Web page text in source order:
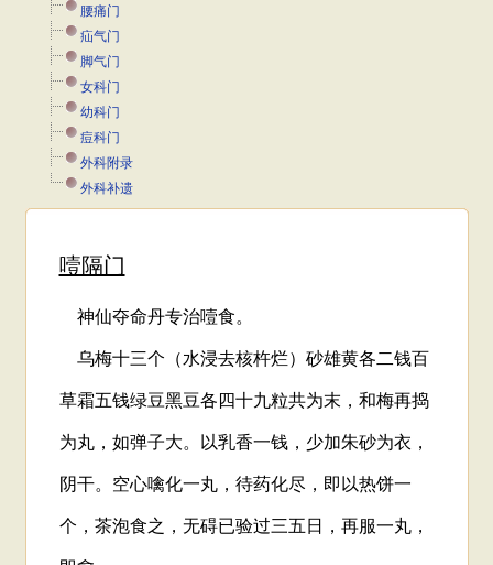
腰痛门
疝气门
脚气门
女科门
幼科门
痘科门
外科附录
外科补遗